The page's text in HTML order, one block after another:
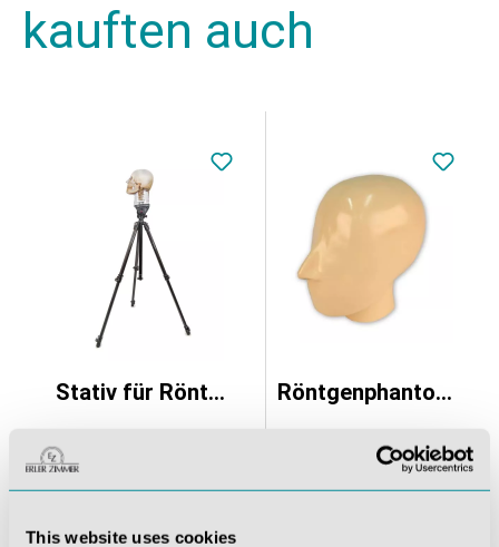
This website uses cookies
kauften auch
Stativ für Röntgenschädel, schwere Ausführung
724,71 €*
Röntgenphantom Kopf mit Halswirbeln, opak